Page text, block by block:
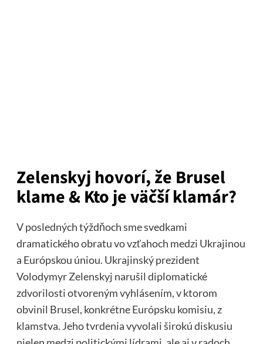
Zelenskyj hovorí, že Brusel
klame & Kto je väčší klamár?
V posledných týždňoch sme svedkami
dramatického obratu vo vzťahoch medzi Ukrajinou
a Európskou úniou. Ukrajinský prezident
Volodymyr Zelenskyj narušil diplomatické
zdvorilosti otvoreným vyhlásením, v ktorom
obvinil Brusel, konkrétne Európsku komisiu, z
klamstva. Jeho tvrdenia vyvolali širokú diskusiu